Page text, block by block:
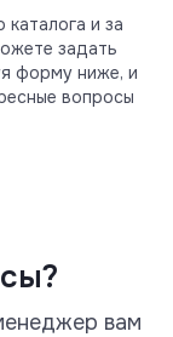
и за
задать
форму ниже, и
вопросы
вам